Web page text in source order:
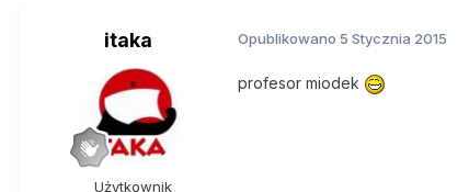
itaka
Użytkownik
Opublikowano 5 Stycznia 2015
profesor miodek